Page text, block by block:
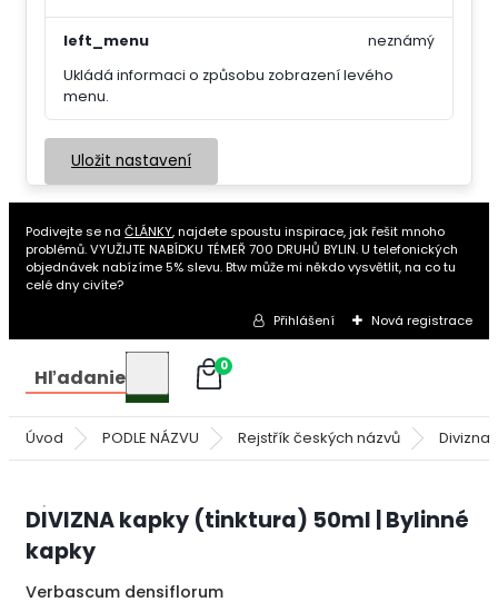
left_menu
Ukládá informaci o způsobu zobrazení levého
menu.
neznámý
Uložit nastavení
Podivejte se naČLÁNKY, najdete spoustu inspirace, jak řešit mnoho
problémů. VYUŽIJTE NABÍDKU TÉMEŘ 700 DRUHŮ BYLIN. U telefonických
objednávek nabízíme 5% slevu. Btw může mi někdo vysvětlit, na co tu
celé dny civíte?
Přihlášení Nová registrace
Hľadanie 0
Úvod PODLE NÁZVU Rejstřík českých názvů Divizna
DIVIZNA kapky (tinktura) 50ml | Bylinné
kapky
Verbascum densiflorum